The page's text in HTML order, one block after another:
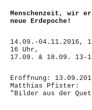
Menschenzeit, wir
neue Erdepoche!
14.09.-04.11.2016,
16 Uhr,
17.09. & 18.09. 13-
Eröffnung:
Matthias Pfister:
"Bilder aus der